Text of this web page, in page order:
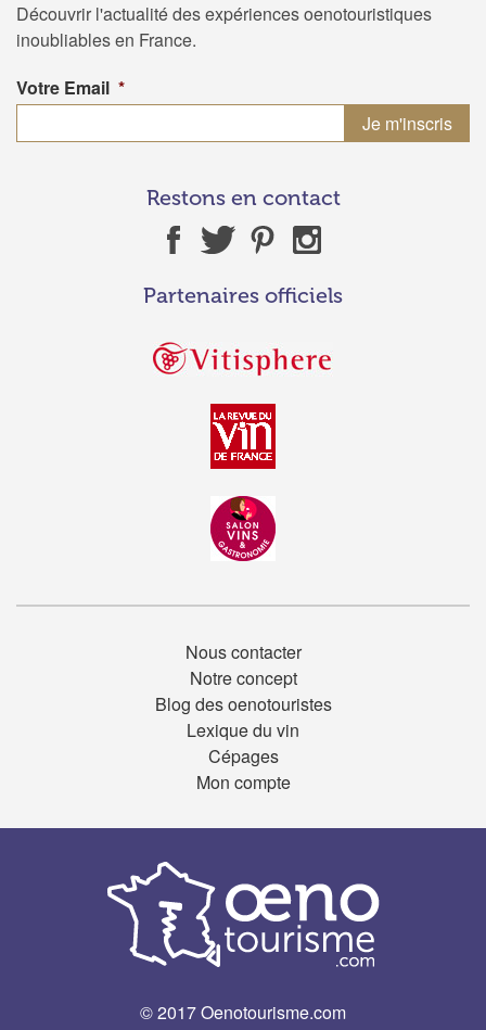
Découvrir l'actualité des expériences oenotouristiques
inoubliables en France.
Votre Email *
Restons en contact
Partenaires officiels
Nous contacter
Notre concept
Blog des oenotouristes
Lexique du vin
Cépages
Mon compte
© 2017 Oenotourisme.com